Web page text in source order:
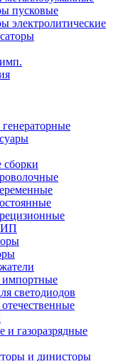
пусковые
электролитические
сборки
светодиодов
и газоразрядные
и динисторы